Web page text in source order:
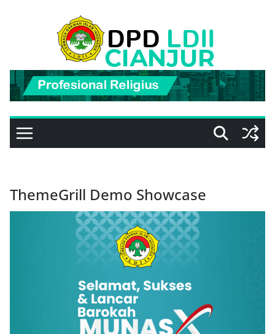
ThemeGrill Demo Showcase